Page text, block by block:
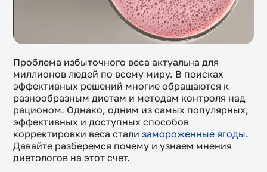
Проблема избыточного веса актуальна для
миллионов людей по всему миру. В поисках
эффективных решений многие обращаются к
разнообразным диетам и методам контроля над
рационом. Однако, одним из самых популярных,
эффективных и доступных способов
корректировки веса стали замороженные ягоды.
Давайте разберемся почему и узнаем мнения
диетологов на этот счет.